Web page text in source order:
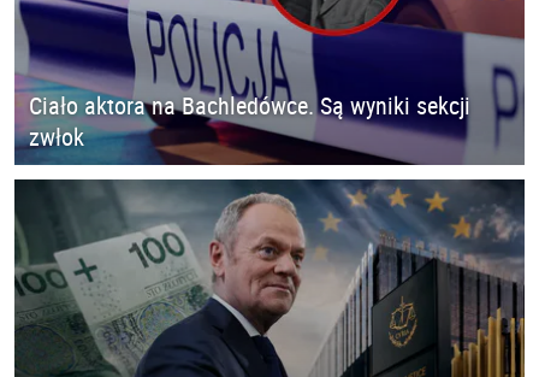
Ciało aktora na Bachledówce. Są wyniki sekcji
zwłok